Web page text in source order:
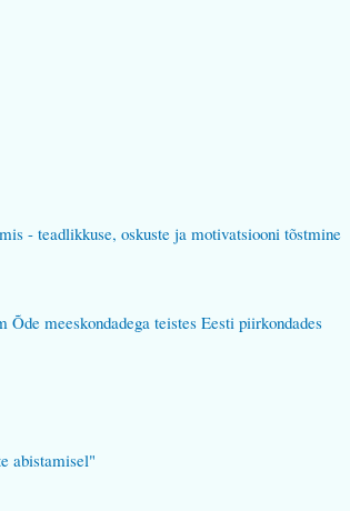
- teadlikkuse, oskuste ja motivatsiooni tõstmine
meeskondadega teistes Eesti piirkondades
abistamisel"